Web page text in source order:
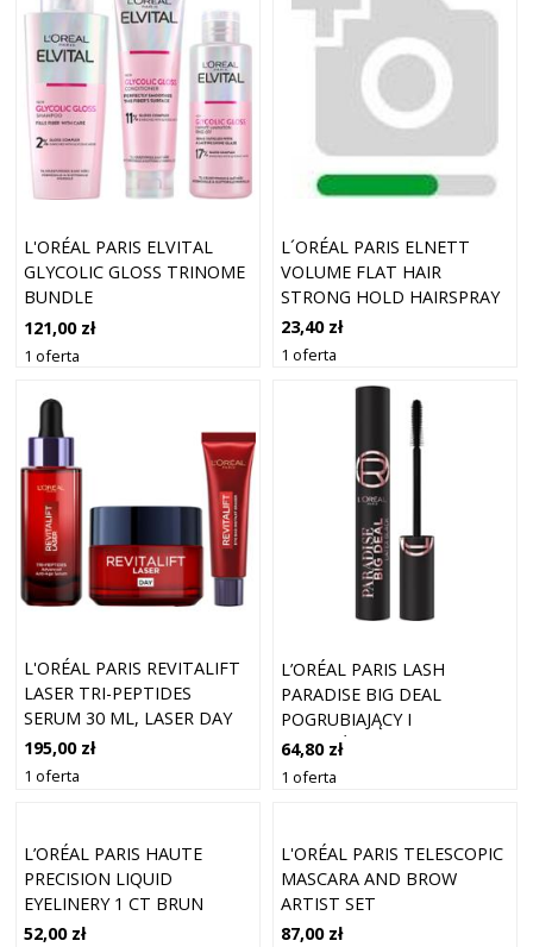
L'ORÉAL PARIS ELVITAL
GLYCOLIC GLOSS TRINOME
BUNDLE
121,00 zł
1 oferta
L´ORÉAL PARIS ELNETT
VOLUME FLAT HAIR
STRONG HOLD HAIRSPRAY
MOCNO UTRWALAJĄCY
LAKIER DO WŁOSÓW DLA
NASADY 200 ML
23,40 zł
1 oferta
L'ORÉAL PARIS REVITALIFT
LASER TRI-PEPTIDES
SERUM 30 ML, LASER DAY
CRE
195,00 zł
1 oferta
L’ORÉAL PARIS LASH
PARADISE BIG DEAL
POGRUBIAJĄCY I
WYDŁUŻAJĄCY TUSZ DO
RZĘS ODCIEŃ LATEX BLACK
64,80 zł
1 oferta
L’ORÉAL PARIS HAUTE
PRECISION LIQUID
EYELINERY 1 CT BRUN
LEATHER
52,00 zł
L'ORÉAL PARIS TELESCOPIC
MASCARA AND BROW
ARTIST SET
87,00 zł